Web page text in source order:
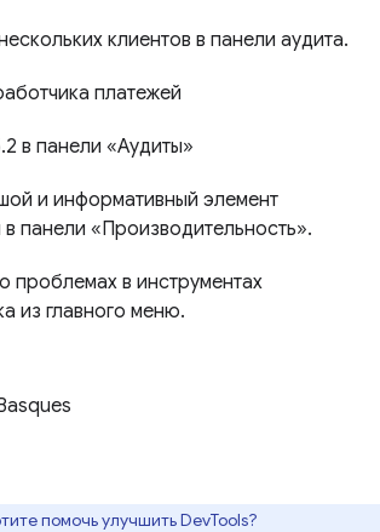
клиентов в панели аудита.
платежей
в панели «Аудиты»
и информативный элемент
панели «Производительность».
проблемах в инструментах
из главного меню.
помочь улучшить DevTools?